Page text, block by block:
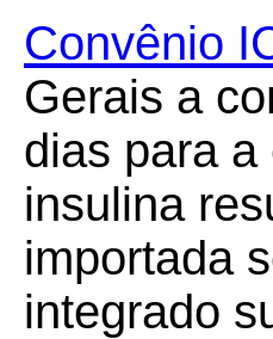
Convênio
Gerais a
dias para
insulina
importada
integrado